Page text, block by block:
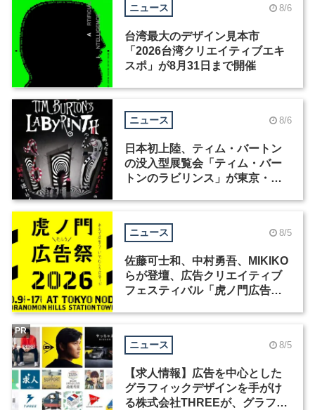
ニュース 8/6
台湾最大のデザイン見本市
「2026台湾クリエイティブエキ
スポ」が8月31日まで開催
ニュース 8/6
日本初上陸、ティム・バートン
の没入型展覧会「ティム・バー
トンのラビリンス」が東京・豊
ニュース 8/5
佐藤可士和、中村勇吾、MIKIKO
らが登壇、広告クリエイティブ
フェスティバル「虎ノ門広告
ニュース 8/5
【求人情報】広告を中心とした
グラフィックデザインを手がけ
る株式会社THREEが、グラフィ
PR